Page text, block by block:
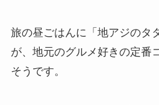
旅の昼ごはんに「地アジのタ
が、地元のグルメ好きの定番
そうです。